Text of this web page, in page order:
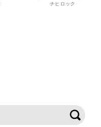
チヒロック